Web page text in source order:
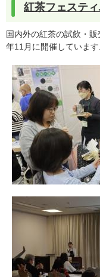
紅茶フェステ
国内外の紅茶の試飲・
年11月に開催しています